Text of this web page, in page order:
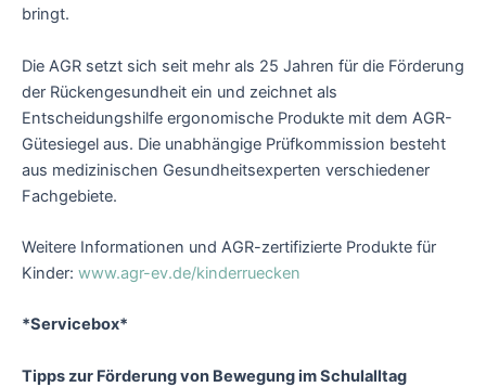
bringt.
Die AGR setzt sich seit mehr als 25 Jahren für die Förderung
der Rückengesundheit ein und zeichnet als
Entscheidungshilfe ergonomische Produkte mit dem AGR-
Gütesiegel aus. Die unabhängige Prüfkommission besteht
aus medizinischen Gesundheitsexperten verschiedener
Fachgebiete.
Weitere Informationen und AGR-zertifizierte Produkte für
Kinder: www.agr-ev.de/kinderruecken
*Servicebox*
Tipps zur Förderung von Bewegung im Schulalltag